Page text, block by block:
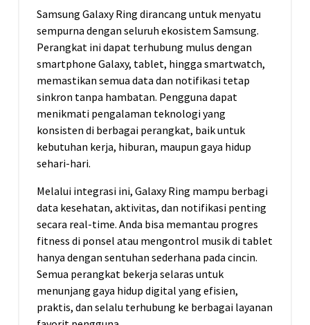
Samsung Galaxy Ring dirancang untuk menyatu
sempurna dengan seluruh ekosistem Samsung.
Perangkat ini dapat terhubung mulus dengan
smartphone Galaxy, tablet, hingga smartwatch,
memastikan semua data dan notifikasi tetap
sinkron tanpa hambatan. Pengguna dapat
menikmati pengalaman teknologi yang
konsisten di berbagai perangkat, baik untuk
kebutuhan kerja, hiburan, maupun gaya hidup
sehari-hari.
Melalui integrasi ini, Galaxy Ring mampu berbagi
data kesehatan, aktivitas, dan notifikasi penting
secara real-time. Anda bisa memantau progres
fitness di ponsel atau mengontrol musik di tablet
hanya dengan sentuhan sederhana pada cincin.
Semua perangkat bekerja selaras untuk
menunjang gaya hidup digital yang efisien,
praktis, dan selalu terhubung ke berbagai layanan